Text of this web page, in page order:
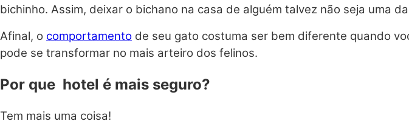
bichinho. Assim, deixar o bichano na casa de alguém talvez não seja uma
Afinal, o comportamento de seu gato costuma ser bem diferente quando
pode se transformar no mais arteiro dos felinos.
Por que hotel é mais seguro?
Tem mais uma coisa!